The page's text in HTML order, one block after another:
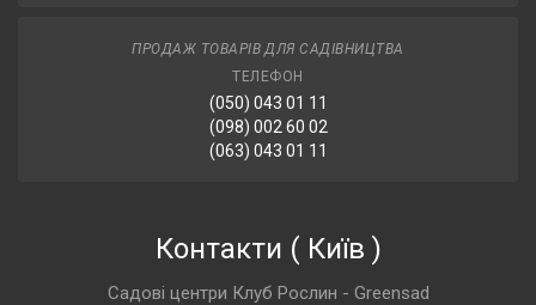
ПРОДАЖ ТОВАРІВ ДЛЯ САДІВНИЦТВА
ТЕЛЕФОН
(050) 043 01 11
(098) 002 60 02
(063) 043 01 11
Контакти ( Київ )
Садові центри Клуб Рослин - Greensad